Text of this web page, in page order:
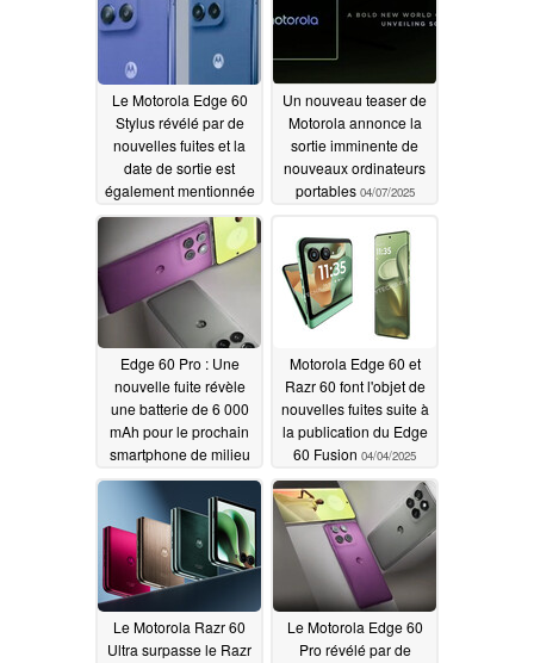
Le Motorola Edge 60
Stylus révélé par de
nouvelles fuites et la
date de sortie est
également mentionnée
04/09/2025
Un nouveau teaser de
Motorola annonce la
sortie imminente de
nouveaux ordinateurs
portables 04/07/2025
Edge 60 Pro : Une
nouvelle fuite révèle
une batterie de 6 000
mAh pour le prochain
smartphone de milieu
de gamme de Motorola
04/04/2025
Motorola Edge 60 et
Razr 60 font l'objet de
nouvelles fuites suite à
la publication du Edge
60 Fusion 04/04/2025
Le Motorola Razr 60
Ultra surpasse le Razr
Le Motorola Edge 60
Pro révélé par de